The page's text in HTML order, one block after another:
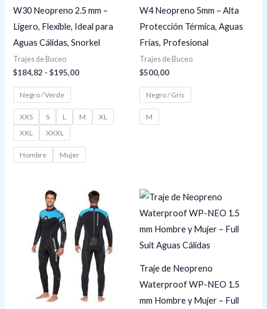
W30 Neopreno 2.5 mm –
Ligero, Flexible, Ideal para
Aguas Cálidas, Snorkel
Trajes de Buceo
$184,82 - $195,00
Negro / Verde
XXS S L M
XL
XXL
XXXL
Hombre Mujer
W4 Neopreno 5mm – Alta
Protección Térmica, Aguas
Frías, Profesional
Trajes de Buceo
$500,00
Negro / Gris
M
Traje de Neopreno
Waterproof WP-NEO 1.5
mm Hombre y Mujer – Full